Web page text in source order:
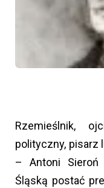
Rzemieślnik,
polityczny, pisarz
– Antoni
Śląską postać